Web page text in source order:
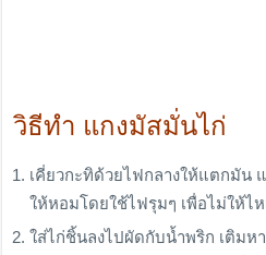
วิธีทำ แกงมัสมั่นไก่
เคี่ยวกะทิด้วยไฟกลางให้แตกมัน
ให้หอมโดยใช้ไฟรุมๆ เพื่อไม่ให้ไ
ใส่ไก่ชิ้นลงไปผัดกับน้ำพริก เติมห